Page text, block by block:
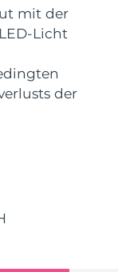
mit der
Licht
der